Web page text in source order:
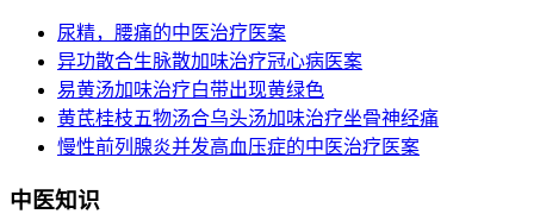
尿精，腰痛的中医治疗医案
异功散合生脉散加味治疗冠心病医案
易黄汤加味治疗白带出现黄绿色
黄芪桂枝五物汤合乌头汤加味治疗坐骨神经痛
慢性前列腺炎并发高血压症的中医治疗医案
中医知识